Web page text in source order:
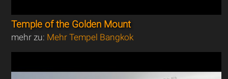
Temple of the Golden Mount
mehr zu: Mehr Tempel Bangkok